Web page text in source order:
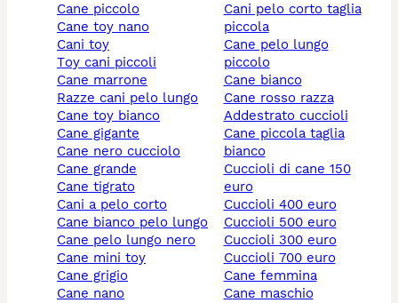
cane piccolo
cane toy nano
cani toy
toy cani piccoli
cane marrone
razze cani pelo lungo
cane toy bianco
cane gigante
cane nero cucciolo
cane grande
cane tigrato
cani a pelo corto
cane bianco pelo lungo
cane pelo lungo nero
cane mini toy
cane grigio
cane nano
cani pelo corto taglia
piccola
cane pelo lungo
piccolo
cane bianco
cane rosso razza
addestrato cuccioli
cane piccola taglia
bianco
cuccioli di cane 150
euro
cuccioli 400 euro
cuccioli 500 euro
cuccioli 300 euro
cuccioli 700 euro
cane femmina
cane maschio